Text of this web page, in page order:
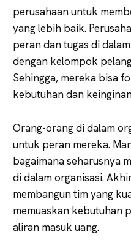
perusahaan untuk
yang lebih baik.
peran dan tugas di
dengan kelompok
Sehingga, mereka bisa
kebutuhan dan
Orang-orang di dalam
untuk peran mereka.
bagaimana seharusnya
di dalam organisasi.
membangun tim yang
memuaskan kebutuhan
aliran masuk uang.